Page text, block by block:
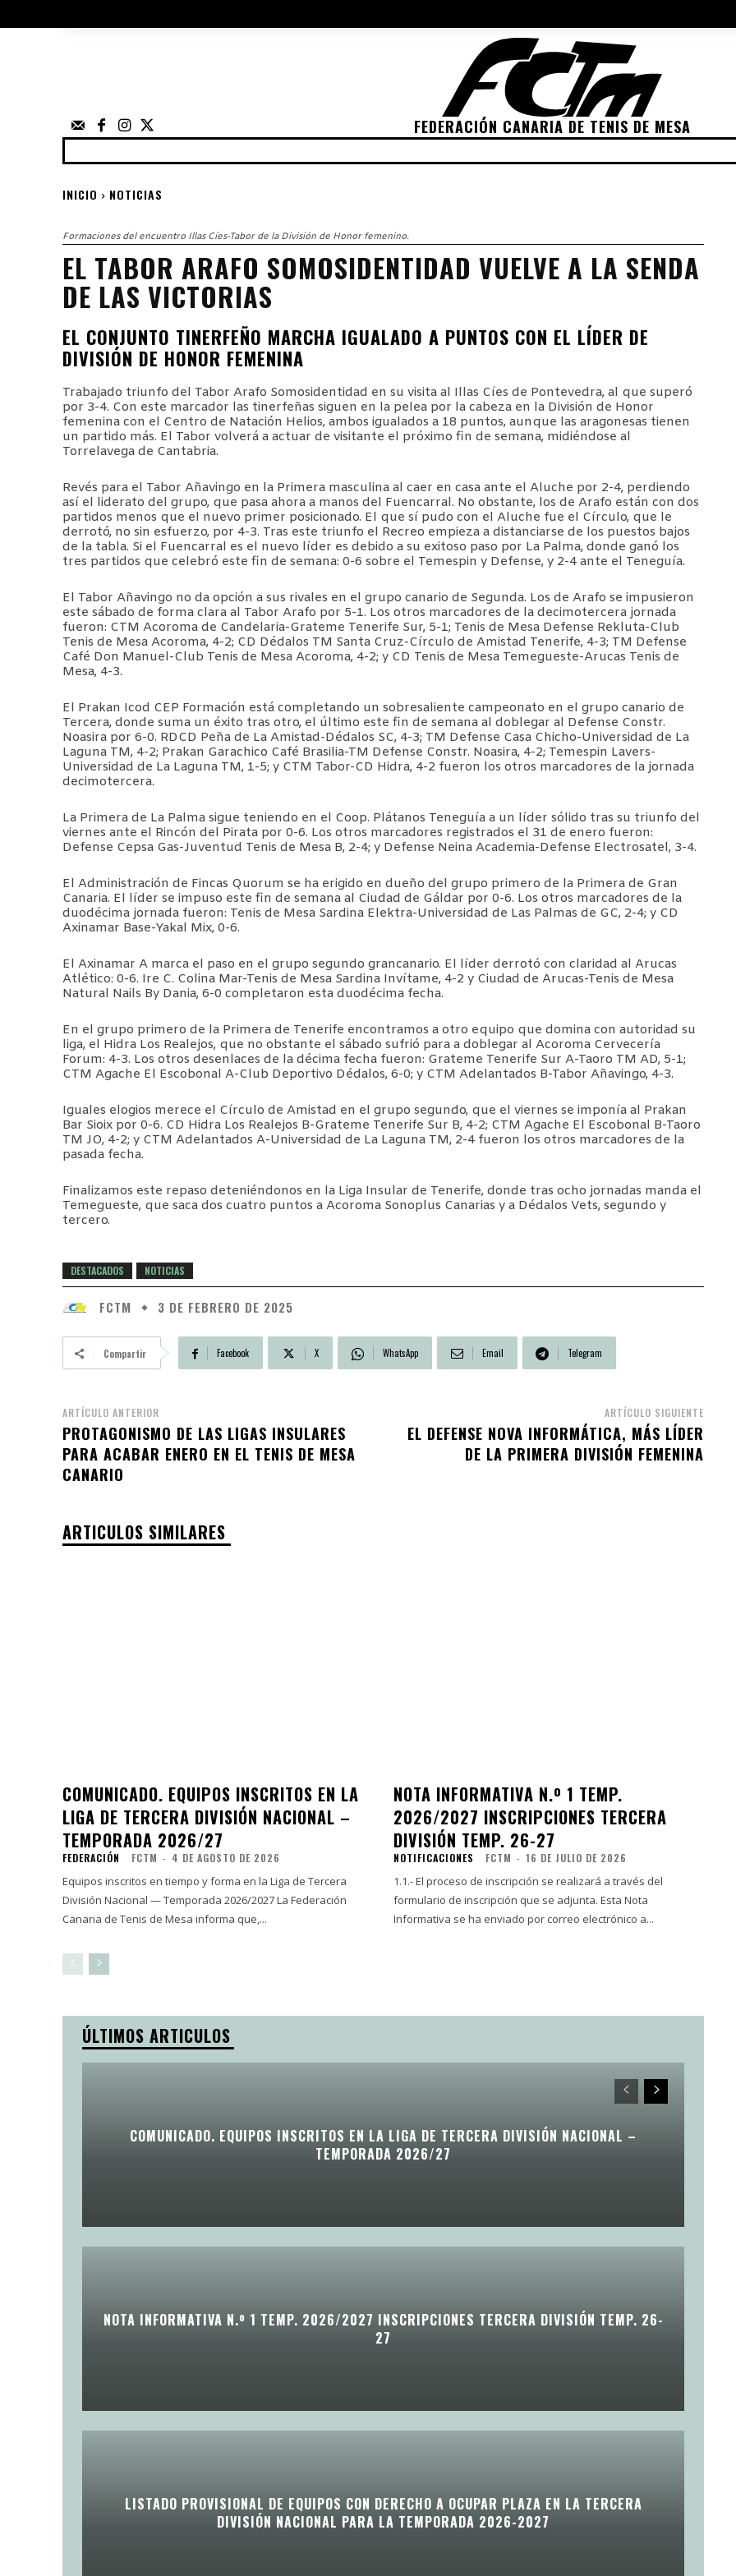
FEDERACIÓN CANARIA DE TENIS DE MESA
INICIO NOTICIAS
Formaciones del encuentro Illas Cíes-Tabor de la División de Honor femenino.
EL TABOR ARAFO SOMOSIDENTIDAD VUELVE A LA SENDA
DE LAS VICTORIAS
EL CONJUNTO TINERFEÑO MARCHA IGUALADO A PUNTOS CON EL LÍDER DE
DIVISIÓN DE HONOR FEMENINA
Trabajado triunfo del Tabor Arafo Somosidentidad en su visita al Illas Cíes de Pontevedra, al que superó
por 3-4. Con este marcador las tinerfeñas siguen en la pelea por la cabeza en la División de Honor
femenina con el Centro de Natación Helios, ambos igualados a 18 puntos, aunque las aragonesas tienen
un partido más. El Tabor volverá a actuar de visitante el próximo fin de semana, midiéndose al
Torrelavega de Cantabria.
Revés para el Tabor Añavingo en la Primera masculina al caer en casa ante el Aluche por 2-4, perdiendo
así el liderato del grupo, que pasa ahora a manos del Fuencarral. No obstante, los de Arafo están con dos
partidos menos que el nuevo primer posicionado. El que sí pudo con el Aluche fue el Círculo, que le
derrotó, no sin esfuerzo, por 4-3. Tras este triunfo el Recreo empieza a distanciarse de los puestos bajos
de la tabla. Si el Fuencarral es el nuevo líder es debido a su exitoso paso por La Palma, donde ganó los
tres partidos que celebró este fin de semana: 0-6 sobre el Temespin y Defense, y 2-4 ante el Teneguía.
El Tabor Añavingo no da opción a sus rivales en el grupo canario de Segunda. Los de Arafo se impusieron
este sábado de forma clara al Tabor Arafo por 5-1. Los otros marcadores de la decimotercera jornada
fueron: CTM Acoroma de Candelaria-Grateme Tenerife Sur, 5-1; Tenis de Mesa Defense Rekluta-Club
Tenis de Mesa Acoroma, 4-2; CD Dédalos TM Santa Cruz-Círculo de Amistad Tenerife, 4-3; TM Defense
Café Don Manuel-Club Tenis de Mesa Acoroma, 4-2; y CD Tenis de Mesa Temegueste-Arucas Tenis de
Mesa, 4-3.
El Prakan Icod CEP Formación está completando un sobresaliente campeonato en el grupo canario de
Tercera, donde suma un éxito tras otro, el último este fin de semana al doblegar al Defense Constr.
Noasira por 6-0. RDCD Peña de La Amistad-Dédalos SC, 4-3; TM Defense Casa Chicho-Universidad de La
Laguna TM, 4-2; Prakan Garachico Café Brasilia-TM Defense Constr. Noasira, 4-2; Temespin Lavers-
Universidad de La Laguna TM, 1-5; y CTM Tabor-CD Hidra, 4-2 fueron los otros marcadores de la jornada
decimotercera.
La Primera de La Palma sigue teniendo en el Coop. Plátanos Teneguía a un líder sólido tras su triunfo del
viernes ante el Rincón del Pirata por 0-6. Los otros marcadores registrados el 31 de enero fueron:
Defense Cepsa Gas-Juventud Tenis de Mesa B, 2-4; y Defense Neina Academia-Defense Electrosatel, 3-4.
El Administración de Fincas Quorum se ha erigido en dueño del grupo primero de la Primera de Gran
Canaria. El líder se impuso este fin de semana al Ciudad de Gáldar por 0-6. Los otros marcadores de la
duodécima jornada fueron: Tenis de Mesa Sardina Elektra-Universidad de Las Palmas de GC, 2-4; y CD
Axinamar Base-Yakal Mix, 0-6.
El Axinamar A marca el paso en el grupo segundo grancanario. El líder derrotó con claridad al Arucas
Atlético: 0-6. Ire C. Colina Mar-Tenis de Mesa Sardina Invítame, 4-2 y Ciudad de Arucas-Tenis de Mesa
Natural Nails By Dania, 6-0 completaron esta duodécima fecha.
En el grupo primero de la Primera de Tenerife encontramos a otro equipo que domina con autoridad su
liga, el Hidra Los Realejos, que no obstante el sábado sufrió para a doblegar al Acoroma Cervecería
Forum: 4-3. Los otros desenlaces de la décima fecha fueron: Grateme Tenerife Sur A-Taoro TM AD, 5-1;
CTM Agache El Escobonal A-Club Deportivo Dédalos, 6-0; y CTM Adelantados B-Tabor Añavingo, 4-3.
Iguales elogios merece el Círculo de Amistad en el grupo segundo, que el viernes se imponía al Prakan
Bar Sioix por 0-6. CD Hidra Los Realejos B-Grateme Tenerife Sur B, 4-2; CTM Agache El Escobonal B-Taoro
TM JO, 4-2; y CTM Adelantados A-Universidad de La Laguna TM, 2-4 fueron los otros marcadores de la
pasada fecha.
Finalizamos este repaso deteniéndonos en la Liga Insular de Tenerife, donde tras ocho jornadas manda el
Temegueste, que saca dos cuatro puntos a Acoroma Sonoplus Canarias y a Dédalos Vets, segundo y
tercero.
DESTACADOS NOTICIAS
FCTM 3 DE FEBRERO DE 2025
Compartir Facebook X WhatsApp Email Telegram
ARTÍCULO ANTERIOR
PROTAGONISMO DE LAS LIGAS INSULARES
PARA ACABAR ENERO EN EL TENIS DE MESA
CANARIO
ARTÍCULO SIGUIENTE
EL DEFENSE NOVA INFORMÁTICA, MÁS LÍDER
DE LA PRIMERA DIVISIÓN FEMENINA
ARTICULOS SIMILARES
COMUNICADO. EQUIPOS INSCRITOS EN LA
LIGA DE TERCERA DIVISIÓN NACIONAL –
TEMPORADA 2026/27
FEDERACIÓN FCTM - 4 DE AGOSTO DE 2026
Equipos inscritos en tiempo y forma en la Liga de Tercera
División Nacional — Temporada 2026/2027 La Federación
Canaria de Tenis de Mesa informa que,...
NOTA INFORMATIVA N.º 1 TEMP.
2026/2027 INSCRIPCIONES TERCERA
DIVISIÓN TEMP. 26-27
NOTIFICACIONES FCTM - 16 DE JULIO DE 2026
1.1.- El proceso de inscripción se realizará a través del
formulario de inscripción que se adjunta. Esta Nota
Informativa se ha enviado por correo electrónico a...
ÚLTIMOS ARTICULOS
COMUNICADO. EQUIPOS INSCRITOS EN LA LIGA DE TERCERA DIVISIÓN NACIONAL –
TEMPORADA 2026/27
NOTA INFORMATIVA N.º 1 TEMP. 2026/2027 INSCRIPCIONES TERCERA DIVISIÓN TEMP. 26-
27
LISTADO PROVISIONAL DE EQUIPOS CON DERECHO A OCUPAR PLAZA EN LA TERCERA
DIVISIÓN NACIONAL PARA LA TEMPORADA 2026-2027